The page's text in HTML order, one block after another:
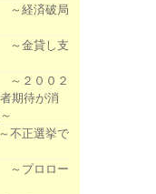
～経済破局
～金貸し支
～２００２
期待が消
不正選挙で
～プロロー